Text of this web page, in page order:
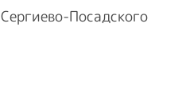
Сергиево-Посадского